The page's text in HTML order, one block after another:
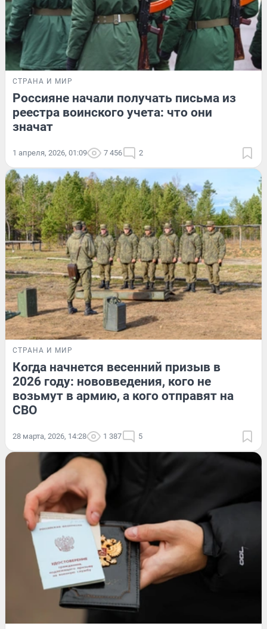
СТРАНА И МИР
Россияне начали получать письма из
реестра воинского учета: что они
значат
1 апреля, 2026, 01:09 7 456 2
СТРАНА И МИР
Когда начнется весенний призыв в
2026 году: нововведения, кого не
возьмут в армию, а кого отправят на
СВО
28 марта, 2026, 14:28 1 387 5